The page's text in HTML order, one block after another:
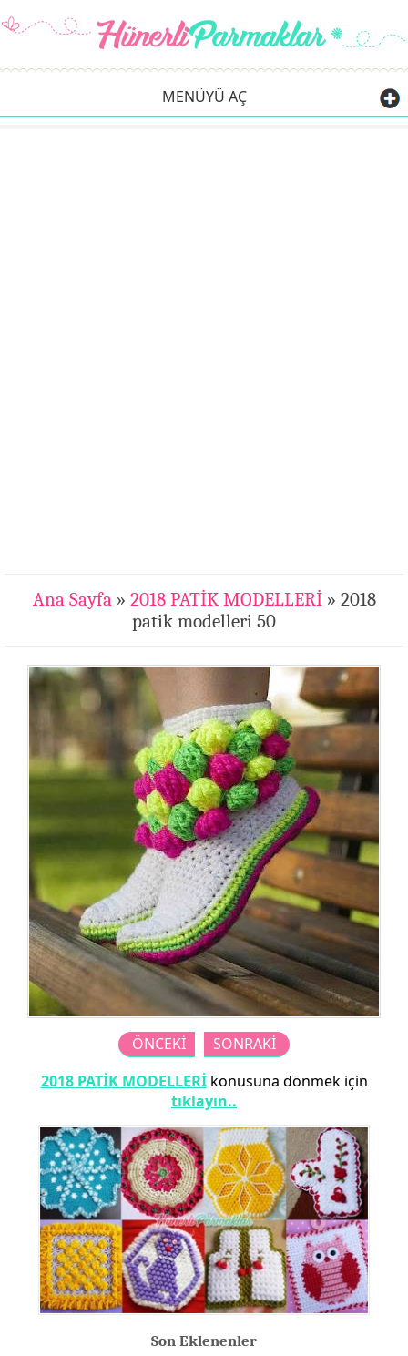
MENÜYÜ AÇ
Ana Sayfa» 2018 PATİK MODELLERİ» 2018
patik modelleri 50
ÖNCEKİ
SONRAKİ
2018 PATİK MODELLERİkonusuna dönmek için
tıklayın..
Son Eklenenler